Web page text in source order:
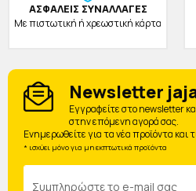
ΑΣΦΑΛΕΙΣ ΣΥΝΑΛΛΑΓΕΣ
Με πιστωτική ή χρεωστική κάρτα
Newsletter
Eγγραφείτε στο newsletter
στην επόμενη αγορά σας.
Ενημερωθείτε για τα νέα προϊόντα και
* ισχύει μόνο για μη εκπτωτικά προϊόντα